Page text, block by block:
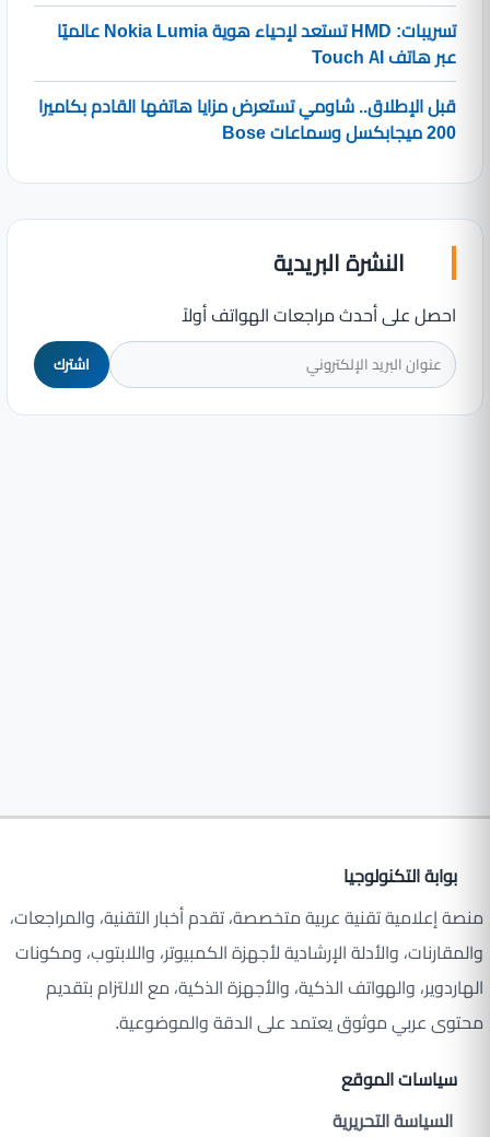
تسريبات: HMD تستعد لإحياء هوية Nokia Lumia عالميًا
عبر هاتف Touch AI
قبل الإطلاق.. شاومي تستعرض مزايا هاتفها القادم بكاميرا
200 ميجابكسل وسماعات Bose
النشرة البريدية
احصل على أحدث مراجعات الهواتف أولاً
اشترك
بوابة التكنولوجيا
منصة إعلامية تقنية عربية متخصصة، تقدم أخبار التقنية، والمراجعات،
والمقارنات، والأدلة الإرشادية لأجهزة الكمبيوتر، واللابتوب، ومكونات
الهاردوير، والهواتف الذكية، والأجهزة الذكية، مع الالتزام بتقديم
محتوى عربي موثوق يعتمد على الدقة والموضوعية.
سياسات الموقع
السياسة التحريرية